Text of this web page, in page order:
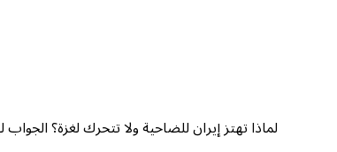
لماذا تهتز إيران للضاحية ولا تتحرك لغزة؟